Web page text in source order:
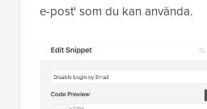
e-post' som du kan använda.